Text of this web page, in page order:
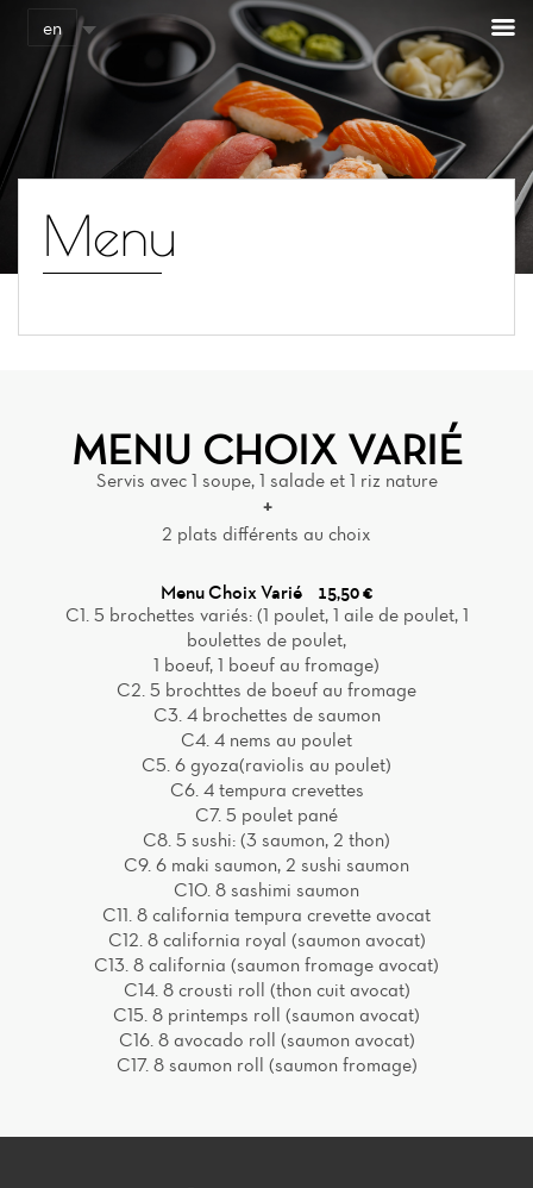
en
Menu
MENU CHOIX VARIÉ
Servis avec 1 soupe, 1 salade et 1 riz nature
+
2 plats différents au choix
Menu Choix Varié
15,50 €
C1. 5 brochettes variés: (1 poulet, 1 aile de poulet, 1
boulettes de poulet,
1 boeuf, 1 boeuf au fromage)
C2. 5 brochttes de boeuf au fromage
C3. 4 brochettes de saumon
C4. 4 nems au poulet
C5. 6 gyoza(raviolis au poulet)
C6. 4 tempura crevettes
C7. 5 poulet pané
C8. 5 sushi: (3 saumon, 2 thon)
C9. 6 maki saumon, 2 sushi saumon
C10. 8 sashimi saumon
C11. 8 california tempura crevette avocat
C12. 8 california royal (saumon avocat)
C13. 8 california (saumon fromage avocat)
C14. 8 crousti roll (thon cuit avocat)
C15. 8 printemps roll (saumon avocat)
C16. 8 avocado roll (saumon avocat)
C17. 8 saumon roll (saumon fromage)
Cookies management panel